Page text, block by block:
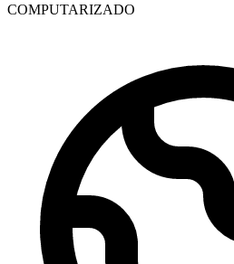
COMPUTARIZADO